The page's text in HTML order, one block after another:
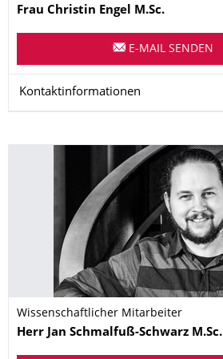
Name
Frau Christin Engel M.Sc.
E-MAIL SENDEN
Kontaktinformationen
Wissenschaftlicher Mitarbeiter
Name
Herr Jan Schmalfuß-Schwarz M.Sc.